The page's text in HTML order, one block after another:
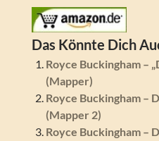
Das Könnte Dich
Royce Buckingham –
(Mapper)
Royce Buckingham –
(Mapper 2)
Royce Buckingham –